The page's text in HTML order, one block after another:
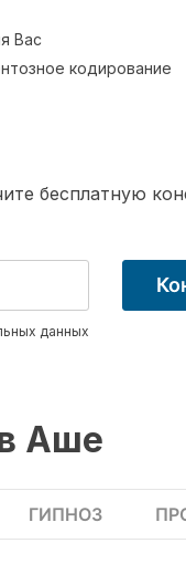
Вас
кодирование
бесплатную
данных
Аше
ГИПНОЗ